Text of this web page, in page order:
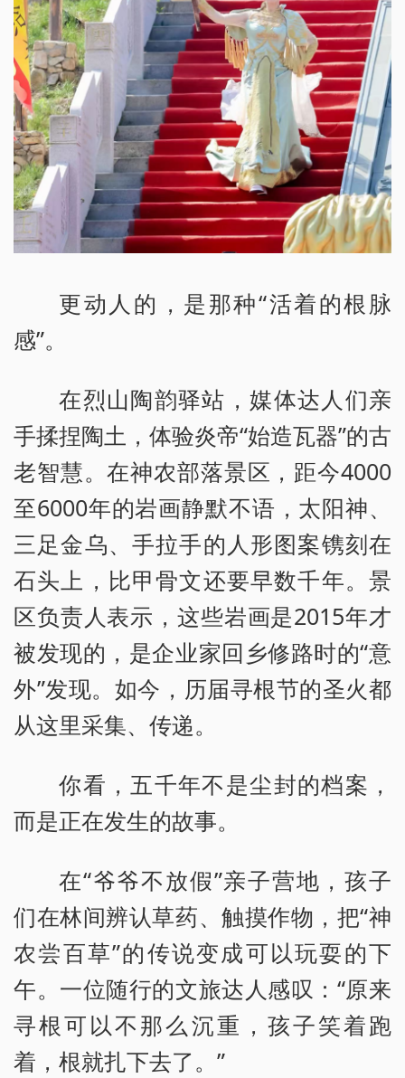
更动人的，是那种“活着的根脉
感”。
在烈山陶韵驿站，媒体达人们亲
手揉捏陶土，体验炎帝“始造瓦器”的古
老智慧。在神农部落景区，距今4000
至6000年的岩画静默不语，太阳神、
三足金乌、手拉手的人形图案镌刻在
石头上，比甲骨文还要早数千年。景
区负责人表示，这些岩画是2015年才
被发现的，是企业家回乡修路时的“意
外”发现。如今，历届寻根节的圣火都
从这里采集、传递。
你看，五千年不是尘封的档案，
而是正在发生的故事。
在“爷爷不放假”亲子营地，孩子
们在林间辨认草药、触摸作物，把“神
农尝百草”的传说变成可以玩耍的下
午。一位随行的文旅达人感叹：“原来
寻根可以不那么沉重，孩子笑着跑
着，根就扎下去了。”